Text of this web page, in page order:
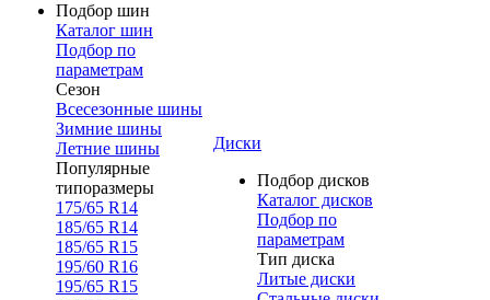
Подбор шин
Каталог шин
Подбор по
параметрам
Сезон
Всесезонные шины
Зимние шины
Летние шины
Популярные
типоразмеры
175/65 R14
185/65 R14
185/65 R15
195/60 R16
195/65 R15
Диски
Подбор дисков
Каталог дисков
Подбор по
параметрам
Тип диска
Литые диски